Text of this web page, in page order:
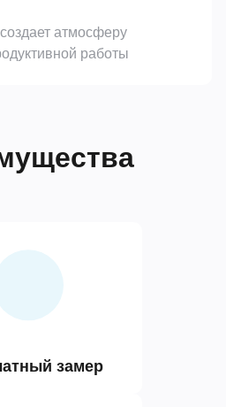
атмосферу
работы
замер